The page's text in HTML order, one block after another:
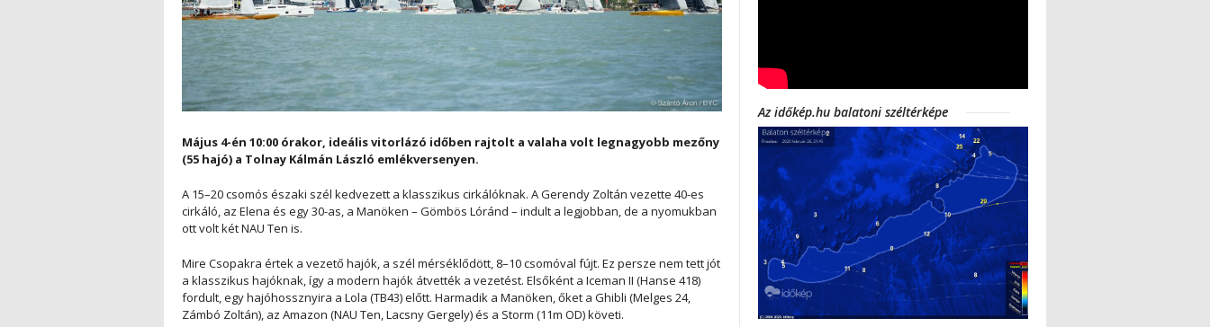
Május 4-én 10:00 órakor, ideális vitorlázó időben rajtolt a valaha volt legnagyobb mezőny
(55 hajó) a Tolnay Kálmán László emlékversenyen.
A 15–20 csomós északi szél kedvezett a klasszikus cirkálóknak. A Gerendy Zoltán vezette 40-es
cirkáló, az Elena és egy 30-as, a Manöken – Gömbös Lóránd – indult a legjobban, de a nyomukban
ott volt két NAU Ten is.
Mire Csopakra értek a vezető hajók, a szél mérséklődött, 8–10 csomóval fújt. Ez persze nem tett jót
a klasszikus hajóknak, így a modern hajók átvették a vezetést. Elsőként a Iceman II (Hanse 418)
fordult, egy hajóhossznyira a Lola (TB43) előtt. Harmadik a Manöken, őket a Ghibli (Melges 24,
Zámbó Zoltán), az Amazon (NAU Ten, Lacsny Gergely) és a Storm (11m OD) követi.
Az időkép.hu balatoni széltérképe